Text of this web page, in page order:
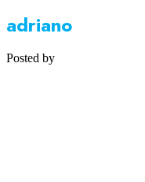
adriano
Posted by